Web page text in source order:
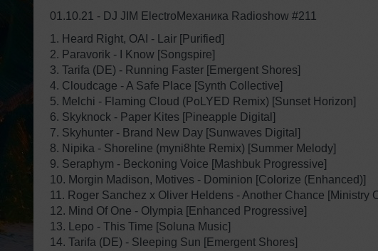
01.10.21 - DJ JIM ElectroМеханика Radioshow #211
1. Heard Right, OAI - Lair [Purified]
2. Paravorik - I Know [Songspire]
3. Tarifa (DE) - Running Faster [Emergent Shores]
4. Cloudcage - A Safe Place [Synth Collective]
5. Melchi - Flaming Cloud (PoLYED Remix) [Sunset Horizon]
6. Skyknock - Paper Kites [Pineapple Digital]
7. Skyhunter - Brand New Day [Sunwaves Digital]
8. Nipika - Shoreline (myni8hte Remix) [Summer Melody]
9. Seraphym - Beckoning Voice [Mashbuk Progressive]
10. Morgin Madison, Motives - Dominion [Colorize (Enhanced)]
11. Roger Sanchez x Oliver Heldens - Another Chance [Ministry
12. Mind Of One - Olympia [Enhanced Progressive]
13. Lepo - This Time [Soluna Music]
14. Tarifa (DE) - Sleeping Sun [Emergent Shores]